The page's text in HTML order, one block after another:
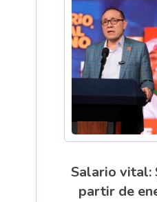
Salario vital:
partir de